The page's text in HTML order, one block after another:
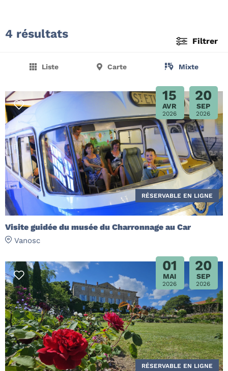
4 résultats
Filtrer
Liste Carte Mixte
15
AVR
2026
20
SEP
2026
Visite guidée du musée du Charronnage au Car
Vanosc
RÉSERVABLE EN LIGNE
01
MAI
2026
20
SEP
2026
RÉSERVABLE EN LIGNE